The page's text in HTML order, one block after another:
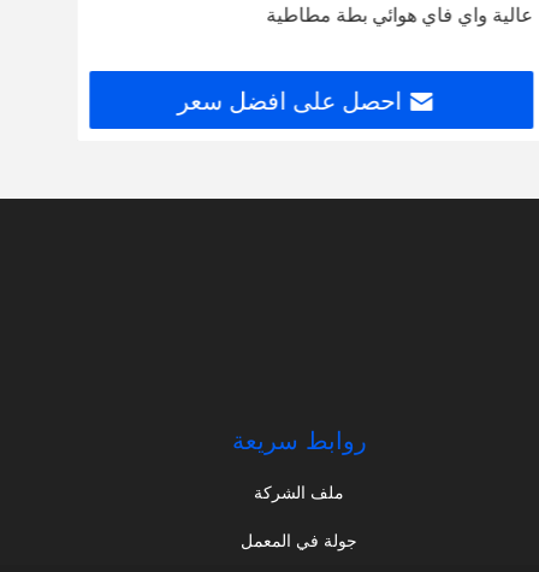
عالية واي فاي هوائي بطة مطاطية
احصل على افضل سعر
روابط سريعة
ملف الشركة
جولة في المعمل